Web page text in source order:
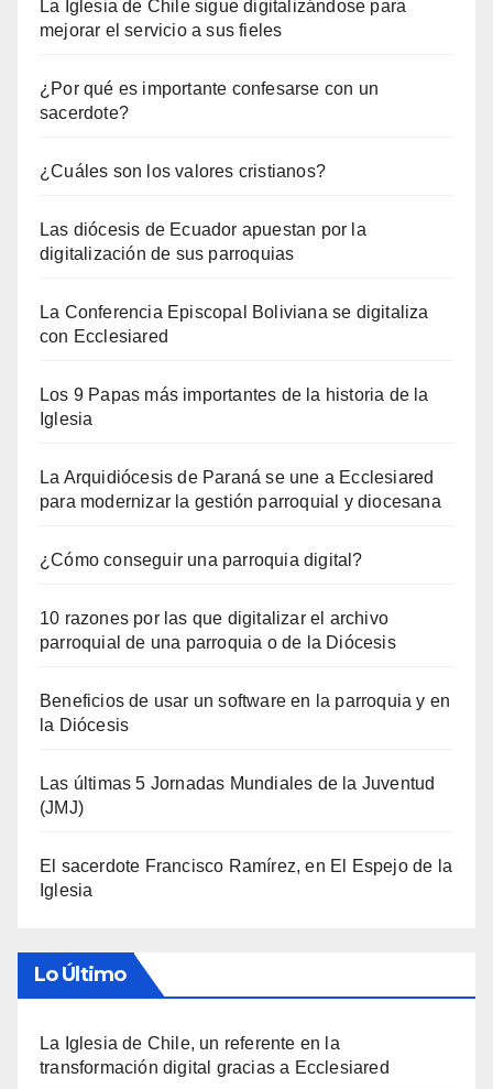
La Iglesia de Chile sigue digitalizándose para
mejorar el servicio a sus fieles
¿Por qué es importante confesarse con un
sacerdote?
¿Cuáles son los valores cristianos?
Las diócesis de Ecuador apuestan por la
digitalización de sus parroquias
La Conferencia Episcopal Boliviana se digitaliza
con Ecclesiared
Los 9 Papas más importantes de la historia de la
Iglesia
La Arquidiócesis de Paraná se une a Ecclesiared
para modernizar la gestión parroquial y diocesana
¿Cómo conseguir una parroquia digital?
10 razones por las que digitalizar el archivo
parroquial de una parroquia o de la Diócesis
Beneficios de usar un software en la parroquia y en
la Diócesis
Las últimas 5 Jornadas Mundiales de la Juventud
(JMJ)
El sacerdote Francisco Ramírez, en El Espejo de la
Iglesia
Lo Último
La Iglesia de Chile, un referente en la
transformación digital gracias a Ecclesiared